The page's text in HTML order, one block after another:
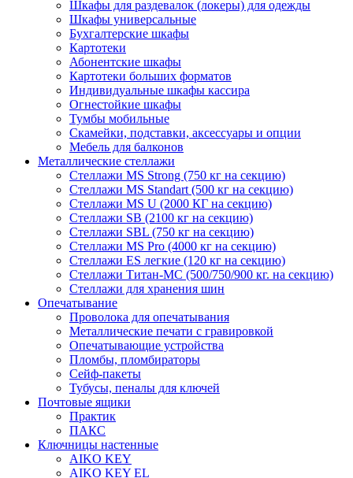
Шкафы для раздевалок (локеры) для одежды
Шкафы универсальные
Бухгалтерские шкафы
Картотеки
Абонентские шкафы
Картотеки больших форматов
Индивидуальные шкафы кассира
Огнестойкие шкафы
Тумбы мобильные
Скамейки, подставки, аксессуары и опции
Мебель для балконов
Металлические стеллажи
Стеллажи MS Strong (750 кг на секцию)
Стеллажи MS Standart (500 кг на секцию)
Стеллажи MS U (2000 КГ на секцию)
Стеллажи SB (2100 кг на секцию)
Стеллажи SBL (750 кг на секцию)
Стеллажи MS Pro (4000 кг на секцию)
Стеллажи ES легкие (120 кг на секцию)
Стеллажи Титан-МС (500/750/900 кг. на секцию)
Стеллажи для хранения шин
Опечатывание
Проволока для опечатывания
Металлические печати с гравировкой
Опечатывающие устройства
Пломбы, пломбираторы
Сейф-пакеты
Тубусы, пеналы для ключей
Почтовые ящики
Практик
ПАКС
Ключницы настенные
AIKO KEY
AIKO KEY EL